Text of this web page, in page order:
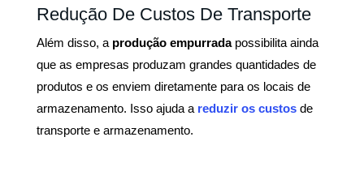
Redução De Custos De Transporte
Além disso, a produção empurrada possibilita ainda
que as empresas produzam grandes quantidades de
produtos e os enviem diretamente para os locais de
armazenamento. Isso ajuda a reduzir os custosde
transporte e armazenamento.